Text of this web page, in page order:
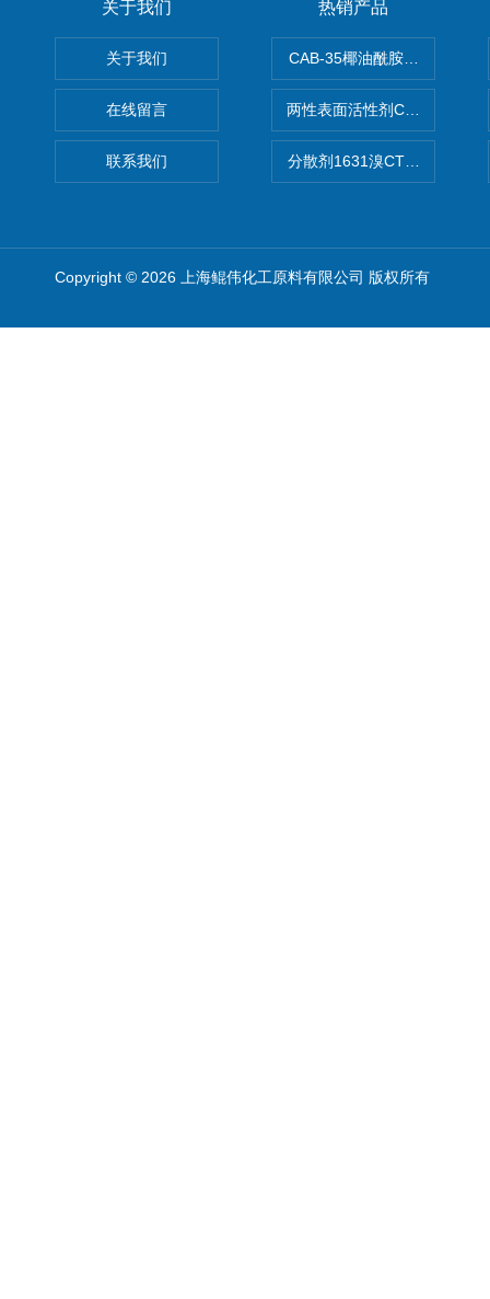
关于我们
关于我们
在线留言
联系我们
热销产品
CAB-35椰油酰胺丙基甜菜碱
两性表面活性剂CAB-30椰油
分散剂1631溴CTAB（十六烷
Copyright © 2026 上海鲲伟化工原料有限公司 版权所有